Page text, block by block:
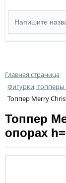
Главная страница
Фигурки, топперы
Топпер Merry
Топпер
опорах